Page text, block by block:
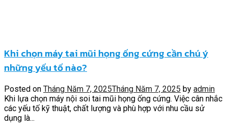
Khi chọn máy tai mũi họng ống cứng cần chú ý
những yếu tố nào?
Posted on Tháng Năm 7, 2025Tháng Năm 7, 2025 by admin
Khi lựa chọn máy nội soi tai mũi họng ống cứng. Việc cân nhắc
các yếu tố kỹ thuật, chất lượng và phù hợp với nhu cầu sử
dụng là...